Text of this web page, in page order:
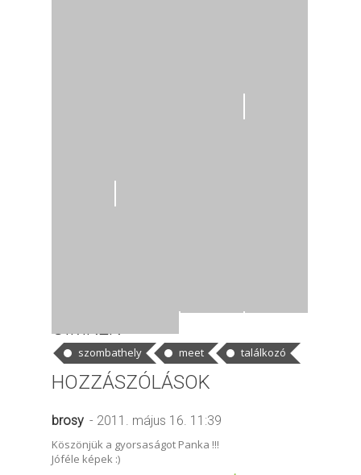
szombathely meet találkozó
HOZZÁSZÓLÁSOK
brosy - 2011. május 16. 11:39
Köszönjük a gyorsaságot Panka !!!
Jóféle képek :)